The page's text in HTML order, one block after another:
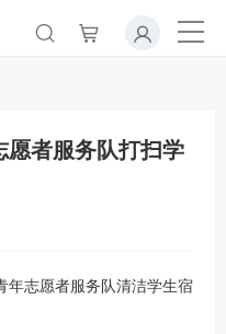
者服务队打扫学
年志愿者服务队清洁学生宿